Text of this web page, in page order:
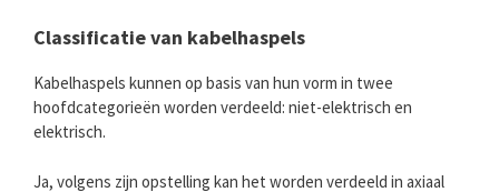
Classificatie van kabelhaspels
Kabelhaspels kunnen op basis van hun vorm in twee
hoofdcategorieën worden verdeeld: niet-elektrisch en
elektrisch.
Ja, volgens zijn opstelling kan het worden verdeeld in axiaal